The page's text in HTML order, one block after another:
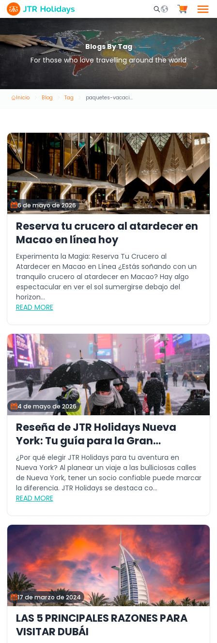
Mobile Search
Blogs By Tag
For those who love travelling around the world
Inicio Blog Tag paquetes-vacacionales-a-medida
6 de mayo de 2026
Reserva tu crucero al atardecer en
Macao en línea hoy
Experimenta la Magia: Reserva Tu Crucero al
Atardecer en Macao en Línea ¿Estás soñando con un
tranquilo crucero al atardecer en Macao? Hay algo
espectacular en ver el sol sumergirse debajo del
horizon...
READ MORE
4 de mayo de 2026
Reseña de JTR Holidays Nueva
York: Tu guía para la Gran
Manzana
¿Por qué elegir JTR Holidays para tu aventura en
Nueva York? Al planear un viaje a las bulliciosas calles
de Nueva York, tener un socio confiable puede marcar
la diferencia. JTR Holidays se destaca co...
READ MORE
17 de marzo de 2024
LAS 5 PRINCIPALES RAZONES PARA
VISITAR DUBÁI